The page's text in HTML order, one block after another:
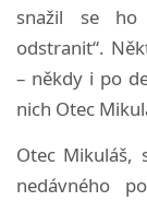
snažil se ho
odstranit“.
– někdy i po
nich Otec
Otec Mikuláš,
nedávného